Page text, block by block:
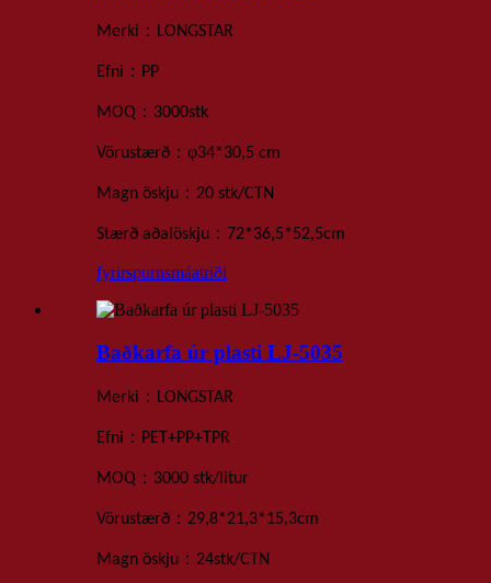
Merki ： LONGSTAR
Efni ： PP
MOQ ： 3000stk
Vörustærð ： φ34*30,5 cm
Magn öskju ： 20 stk/CTN
Stærð aðalöskju ： 72*36,5*52,5cm
fyrirspurnsmáatriði
Baðkarfa úr plasti LJ-5035
Merki ： LONGSTAR
Efni ： PET+PP+TPR
MOQ ： 3000 stk/litur
Vörustærð ： 29,8*21,3*15,3cm
Magn öskju ： 24stk/CTN